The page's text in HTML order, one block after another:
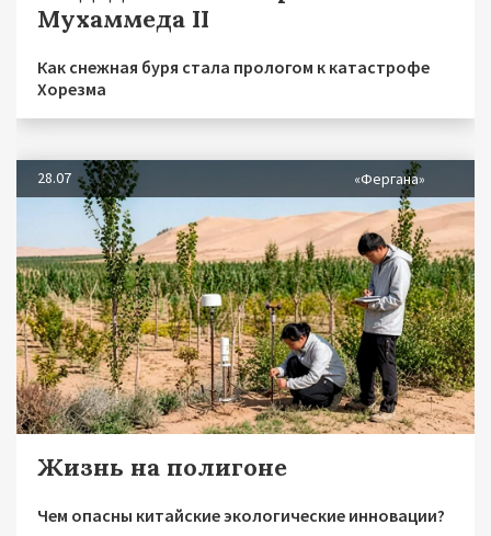
Мухаммеда II
Как снежная буря стала прологом к катастрофе
Хорезма
28.07 «Фергана»
Жизнь на полигоне
Чем опасны китайские экологические инновации?